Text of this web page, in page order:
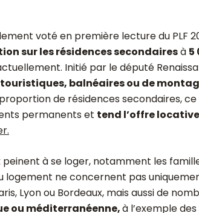
voté en première lecture du PLF
sur les résidences secondairesà 5
Initié par le député
touristiques, balnéaires ou de
de résidences secondaires,
permanents et tend l’offre locative
peinent à se loger, notamment les
logement ne concernent pas
Lyon ou Bordeaux, mais aussi de
ou méditerranéenne,à l’exemple